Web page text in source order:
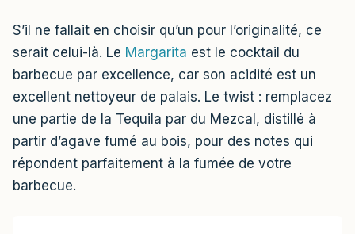
S’il ne fallait en choisir qu’un pour l’originalité, ce
serait celui-là. Le Margarita est le cocktail du
barbecue par excellence, car son acidité est un
excellent nettoyeur de palais. Le twist : remplacez
une partie de la Tequila par du Mezcal, distillé à
partir d’agave fumé au bois, pour des notes qui
répondent parfaitement à la fumée de votre
barbecue.